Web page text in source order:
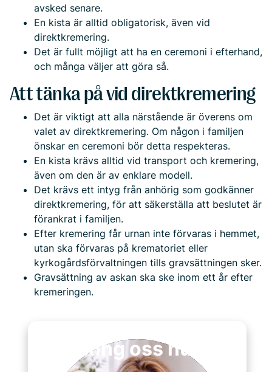
avsked senare.
En kista är alltid obligatorisk, även vid
direktkremering.
Det är fullt möjligt att ha en ceremoni i efterhand,
och många väljer att göra så.
Att tänka på vid direktkremering
Det är viktigt att alla närstående är överens om
valet av direktkremering. Om någon i familjen
önskar en ceremoni bör detta respekteras.
En kista krävs alltid vid transport och kremering,
även om den är av enklare modell.
Det krävs ett intyg från anhörig som godkänner
direktkremering, för att säkerställa att beslutet är
förankrat i familjen.
Efter kremering får urnan inte förvaras i hemmet,
utan ska förvaras på krematoriet eller
kyrkogårdsförvaltningen tills gravsättningen sker.
Gravsättning av askan ska ske inom ett år efter
kremeringen.
Ring oss nu